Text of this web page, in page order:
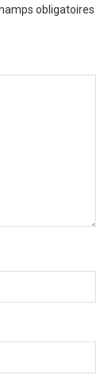
obligatoires